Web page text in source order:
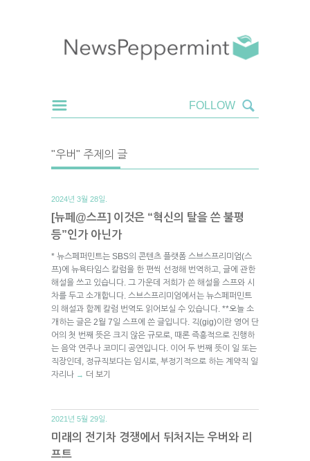
"우버" 주제의 글
2024년 3월 28일.
[뉴페@스프] 이것은 “혁신의 탈을 쓴 불평
등”인가 아닌가
* 뉴스페퍼민트는 SBS의 콘텐츠 플랫폼 스브스프리미엄(스
프)에 뉴욕타임스 칼럼을 한 편씩 선정해 번역하고, 글에 관한
해설을 쓰고 있습니다. 그 가운데 저희가 쓴 해설을 스프와 시
차를 두고 소개합니다. 스브스프리미엄에서는 뉴스페퍼민트
의 해설과 함께 칼럼 번역도 읽어보실 수 있습니다. **오늘 소
개하는 글은 2월 7일 스프에 쓴 글입니다. 긱(gig)이란 영어 단
어의 첫 번째 뜻은 크지 않은 규모로, 때론 즉흥적으로 진행하
는 음악 연주나 코미디 공연입니다. 이어 두 번째 뜻이 일 또는
직장인데, 정규직보다는 임시로, 부정기적으로 하는 계약직 일
자리나 → 더 보기
2021년 5월 29일.
미래의 전기차 경쟁에서 뒤처지는 우버와 리
프트